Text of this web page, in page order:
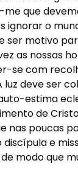
que
o
ser motivo
as nossas
se com
luz deve ser
estima
de
nas poucas
e
modo que